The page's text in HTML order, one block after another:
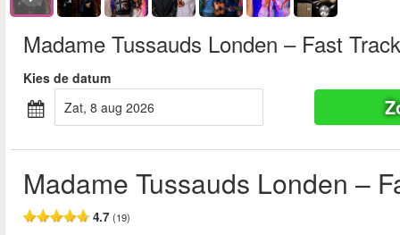
Madame Tussauds Londen – Fast Track
Kies de datum
zat, 8 aug 2026
Madame Tussauds Londen –
4.7 (19)